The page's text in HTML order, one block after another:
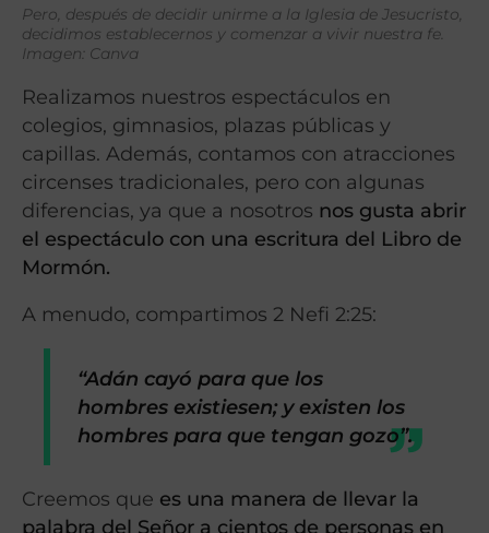
Pero, después de decidir unirme a la Iglesia de Jesucristo,
decidimos establecernos y comenzar a vivir nuestra fe.
Imagen: Canva
Realizamos nuestros espectáculos en
colegios, gimnasios, plazas públicas y
capillas. Además, contamos con atracciones
circenses tradicionales, pero con algunas
diferencias, ya que a nosotros nos gusta abrir
el espectáculo con una escritura del Libro de
Mormón.
A menudo, compartimos 2 Nefi 2:25:
“Adán cayó para que los
hombres existiesen; y existen los
hombres para que tengan gozo”.
Creemos que es una manera de llevar la
palabra del Señor a cientos de personas en